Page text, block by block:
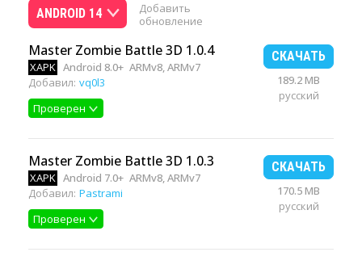
ANDROID 14
Добавить
обновление
Master Zombie Battle 3D 1.0.4
XAPK Android 8.0+ ARMv8, ARMv7
Добавил: vq0l3
Проверен
СКАЧАТЬ
189.2 MB
русский
Master Zombie Battle 3D 1.0.3
XAPK Android 7.0+ ARMv8, ARMv7
Добавил: Pastrami
Проверен
СКАЧАТЬ
170.5 MB
русский